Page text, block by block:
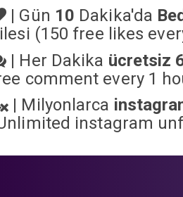
| Gün 10 Dakika'da
(150 free likes
| Her Dakika ücretsiz
comment every 1
| Milyonlarca
instagram